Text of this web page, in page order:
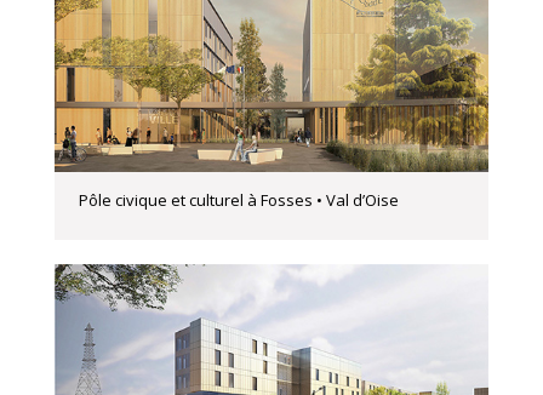
Pôle civique et culturel à Fosses • Val d’Oise